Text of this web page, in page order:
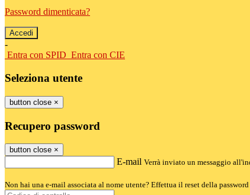
Password dimenticata?
-
Entra con SPID Entra con CIE
Seleziona utente
button close ×
Recupero password
button close ×
E-mail Verrà inviato un messaggio
Non hai una e-mail associata al nome utente? Effettua il reset della